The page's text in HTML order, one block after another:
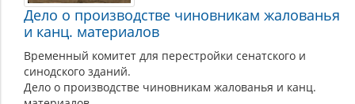
Дело о производстве чиновникам жалованья
и канц. материалов
Временный комитет для перестройки сенатского и
синодского зданий.
Дело о производстве чиновникам жалованья и канц.